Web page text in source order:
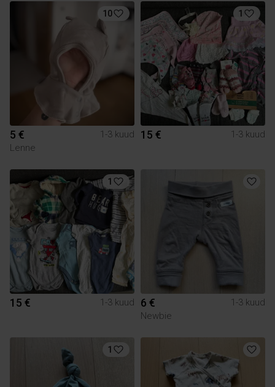
10
5 €
1-3 kuud
Lenne
1
15 € 1-3 kuud
1
15 € 1-3 kuud 6 €
1-3 kuud
Newbie
1